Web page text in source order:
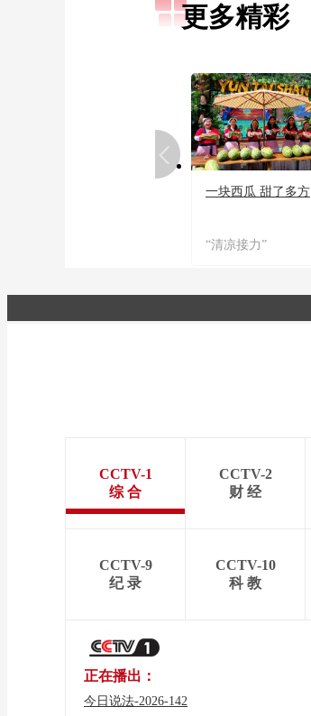
更多精彩
一块西瓜 甜了多方
“清凉接力”
CCTV-1
综 合
CCTV-2
财 经
CCTV-9
纪 录
CCTV-10
科 教
正在播出：
今日说法-2026-142